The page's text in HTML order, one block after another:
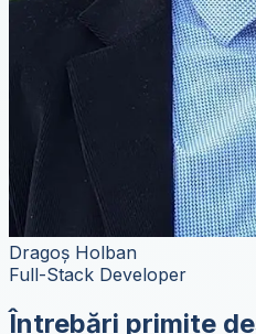
Dragoș Holban
Full-Stack Developer
Întrebări primite